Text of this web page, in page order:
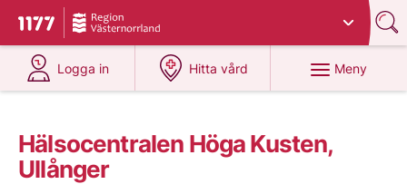
Till startsidan för 1177
Du har valt region
Logga in
på 1177.se
Hitta vård
på 1177.se
Meny
Hälsocentralen Höga Kusten,
Ullånger